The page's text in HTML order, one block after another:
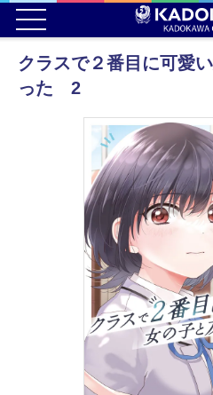
クラスで２番目に可愛
った 2